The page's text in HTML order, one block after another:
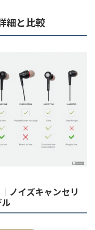
細と比較
ノイズキャンセリ